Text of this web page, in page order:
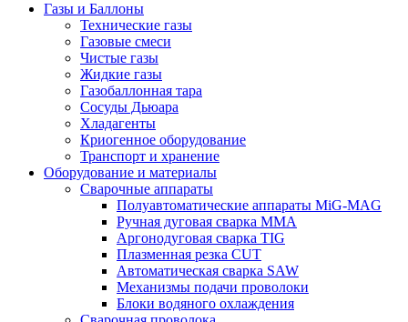
Газы и Баллоны
Технические газы
Газовые смеси
Чистые газы
Жидкие газы
Газобаллонная тара
Сосуды Дьюара
Хладагенты
Криогенное оборудование
Транспорт и хранение
Оборудование и материалы
Сварочные аппараты
Полуавтоматические аппараты MiG-MAG
Ручная дуговая сварка MMA
Аргонодуговая сварка TIG
Плазменная резка CUT
Автоматическая сварка SAW
Механизмы подачи проволоки
Блоки водяного охлаждения